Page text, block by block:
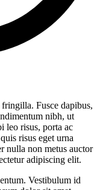
Fusce dapibus,
nibh, ut
leo risus, porta ac
risus eget urna
nulla non metus auctor
adipiscing elit.
Vestibulum id